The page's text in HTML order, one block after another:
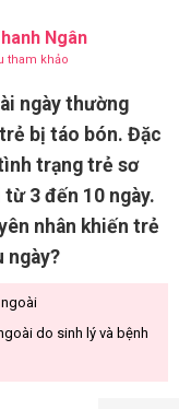
Ngân
tham khảo
ngày thường
bị táo bón. Đặc
trạng trẻ sơ
3 đến 10 ngày.
nhân khiến trẻ
ngày?
do sinh lý và bệnh